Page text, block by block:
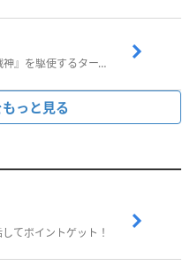
武器の『アビリティ』と『戦神』を駆使するターン制コマンドバトルRPG！
っと見る
てポイントゲット！